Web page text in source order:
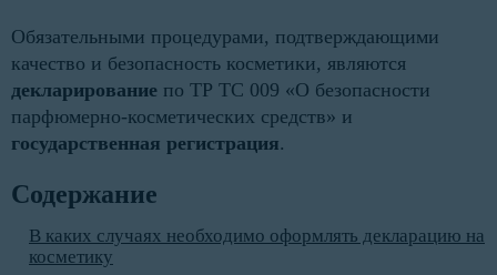
Обязательными процедурами, подтверждающими
качество и безопасность косметики, являются
декларирование по ТР ТС 009 «О безопасности
парфюмерно-косметических средств» и
государственная регистрация.
Содержание
В каких случаях необходимо оформлять декларацию на
косметику